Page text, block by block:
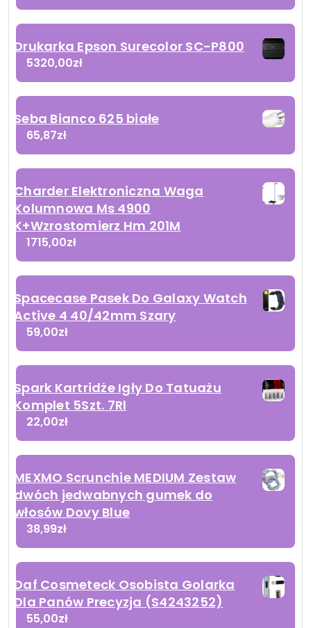
Drukarka Epson Surecolor SC-P800
5320,00zł
Seba Bianco 625 białe
65,87zł
Charder Elektroniczna Waga
Kolumnowa Ms 4900
K+Wzrostomierz Hm 201M
1715,00zł
Spacecase Pasek Do Galaxy Watch
Active 4 40/42mm Szary
59,00zł
Spark Kartridże Igły Do Tatuażu
Komplet 5Szt. 7Rl
22,00zł
MEXMO Scrunchie MEDIUM Zestaw
dwóch jedwabnych gumek do
włosów Dovy Blue
38,99zł
Daf Cosmeteck Osobista Golarka
Dla Panów Precyzja (S4243252)
55,00zł